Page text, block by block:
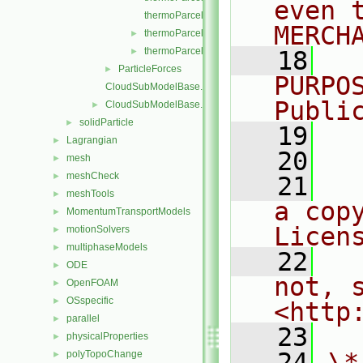
thermoParcelInjectionDataIO.C
► thermoParcelInjectionDataIOList.C
► thermoParcelInjectionDataIOList.H
►
ParticleForces
CloudSubModelBase.C
► CloudSubModelBase.H
► solidParticle
► Lagrangian
► mesh
► meshCheck
► meshTools
► MomentumTransportModels
► motionSolvers
► multiphaseModels
► ODE
► OpenFOAM
► OSspecific
► parallel
► physicalProperties
► polyTopoChange
even
   18
   19
   20
   21
a
   22
not,
   23